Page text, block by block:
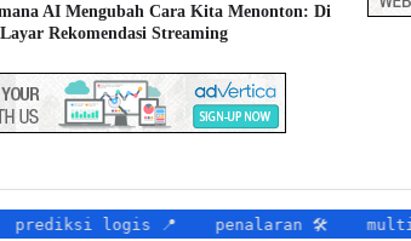
AI Mengubah Cara Kita Menonton: Di
Rekomendasi Streaming
logis 📍 penalaran 🛠 multimodal 🛠